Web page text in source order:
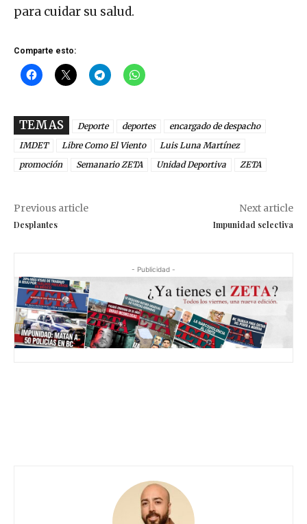
para cuidar su salud.
Comparte esto:
TEMAS Deporte deportes
encargado de despacho
IMDET
Libre Como El Viento
Luis Luna Martínez
promoción
Semanario ZETA Unidad Deportiva ZETA
Previous article
Desplantes
Next article
Impunidad selectiva
- Publicidad -